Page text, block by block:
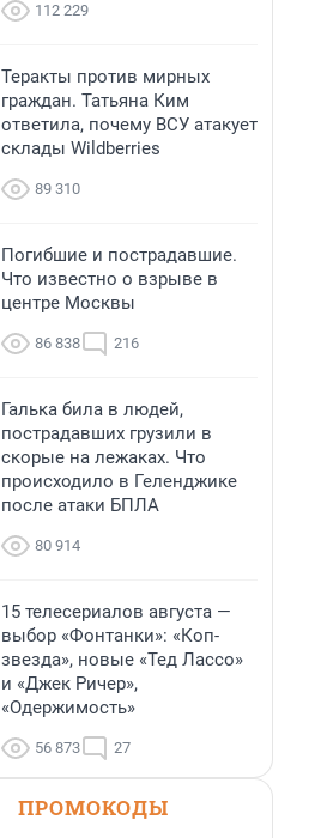
112 229
Теракты против мирных
граждан. Татьяна Ким
ответила, почему ВСУ атакует
склады Wildberries
89 310
Погибшие и пострадавшие.
Что известно о взрыве в
центре Москвы
86 838 216
Галька била в людей,
пострадавших грузили в
скорые на лежаках. Что
происходило в Геленджике
после атаки БПЛА
80 914
15 телесериалов августа —
выбор «Фонтанки»: «Коп-
звезда», новые «Тед Лассо»
и «Джек Ричер»,
«Одержимость»
56 873 27
ПРОМОКОДЫ